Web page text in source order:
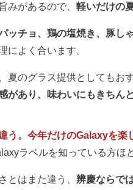
みがあるので、 軽いだけの
ッチョ、鶏の塩焼き、豚し
によく合います。
夏のグラス提供としてもお
があり、味わいにもきちん
う。今年だけのGalaxyを楽
ラベルを知っている方ほ
とはまた違う、 辨慶ならで